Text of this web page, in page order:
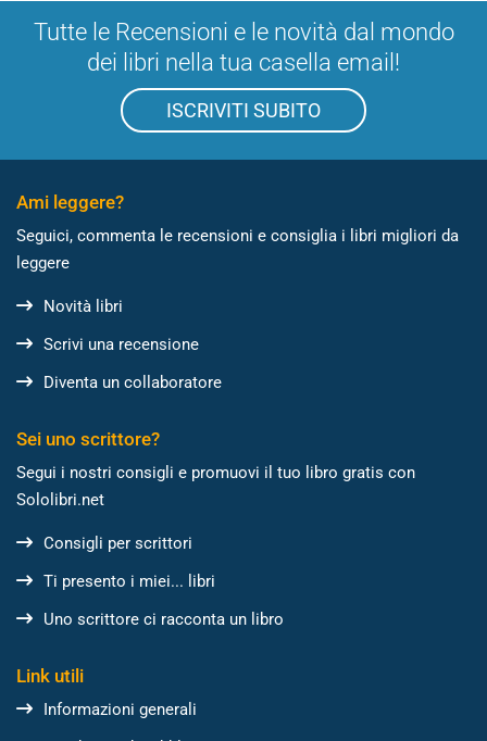
Tutte le Recensioni e le novità dal mondo
dei libri nella tua casella email!
ISCRIVITI SUBITO
Ami leggere?
Seguici, commenta le recensioni e consiglia i libri migliori da
leggere
Novità libri
Scrivi una recensione
Diventa un collaboratore
Sei uno scrittore?
Segui i nostri consigli e promuovi il tuo libro gratis con
Sololibri.net
Consigli per scrittori
Ti presento i miei... libri
Uno scrittore ci racconta un libro
Link utili
Informazioni generali